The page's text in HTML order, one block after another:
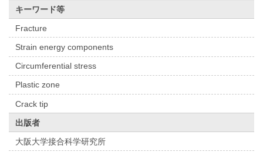
キーワード等
Fracture
Strain energy components
Circumferential stress
Plastic zone
Crack tip
出版者
大阪大学接合科学研究所